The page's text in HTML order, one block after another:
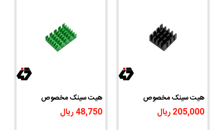
هیت سینک مخصوص
رنگ سیاه سایز
205,000 ریال
هیت سینک مخصوص
رنگ سبز سایز 20x14x6mm
48,750 ریال